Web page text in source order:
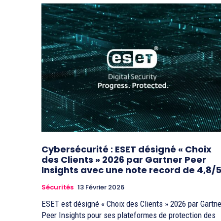
Cybersécurité : ESET désigné « Choix
des Clients » 2026 par Gartner Peer
Insights avec une note record de 4,8/5
Sécurités 13 Février 2026
ESET est désigné « Choix des Clients » 2026 par
Peer Insights pour ses plateformes de protection des